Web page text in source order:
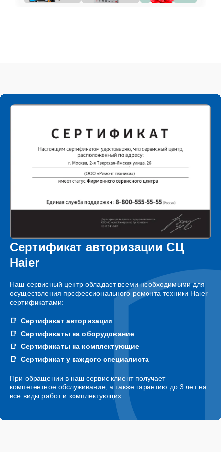
Сертификат авторизации СЦ
Haier
Наш сервисный центр обладает всеми необходимыми для
осуществления профессионального ремонта техники Haier
сертификатами:
Сертификат авторизации
Сертификаты на оборудование
Сертификаты на комплектующие
Сертификат у каждого специалиста
При обращении в наш сервис клиент получает
компетентное обслуживание, а также гарантию до 3 лет на
все виды работ и комплектующих.